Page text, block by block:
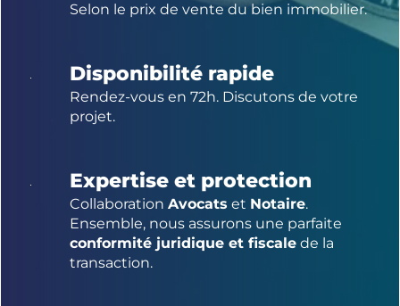
Selon le prix de vente du bien immobilier.
Disponibilité rapide
Rendez-vous en 72h. Discutons de votre
projet.
Expertise et protection
Collaboration Avocats et Notaire.
Ensemble, nous assurons une parfaite
conformité juridique et fiscalede la
transaction.